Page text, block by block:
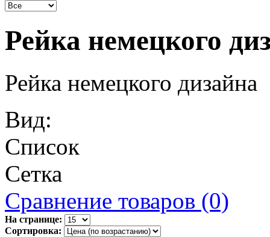
Рейка немецкого
Рейка немецкого дизайна
Вид:
Список
Сетка
Сравнение товаров (0)
На странице:
Сортировка: